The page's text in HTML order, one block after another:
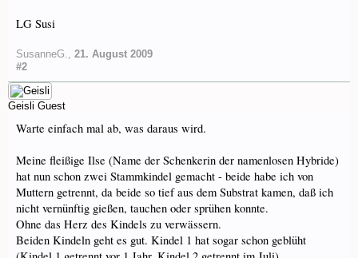
LG Susi
SusanneG., 21. August 2009
#2
Geisli Guest
Warte einfach mal ab, was daraus wird.
Meine fleißige Ilse (Name der Schenkerin der namenlosen Hybride)
hat nun schon zwei Stammkindel gemacht - beide habe ich von
Muttern getrennt, da beide so tief aus dem Substrat kamen, daß ich
nicht vernünftig gießen, tauchen oder sprühen konnte.
Ohne das Herz des Kindels zu verwässern.
Beiden Kindeln geht es gut. Kindel 1 hat sogar schon geblüht